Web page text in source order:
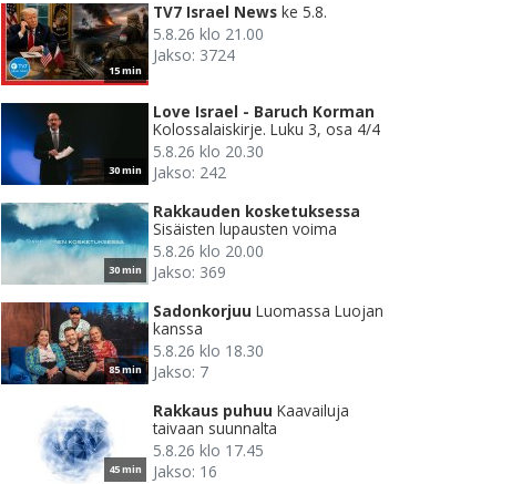
15 min
TV7 Israel News ke 5.8.
5.8.26 klo 21.00
Jakso: 3724
30 min
Love Israel - Baruch Korman
Kolossalaiskirje. Luku 3, osa 4/4
5.8.26 klo 20.30
Jakso: 242
30 min
Rakkauden kosketuksessa
Sisäisten lupausten voima
5.8.26 klo 20.00
Jakso: 369
85 min
Sadonkorjuu Luomassa Luojan
kanssa
5.8.26 klo 18.30
Jakso: 7
45 min
Rakkaus puhuu Kaavailuja
taivaan suunnalta
5.8.26 klo 17.45
Jakso: 16